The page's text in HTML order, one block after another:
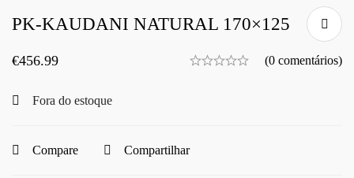
PK-KAUDANI NATURAL 170×125
€456.99 (0 comentários)
Fora do estoque
Compare Compartilhar